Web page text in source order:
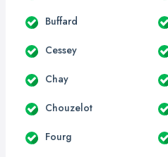
Buffard
Cessey
Chay
Chouzelot
Fourg